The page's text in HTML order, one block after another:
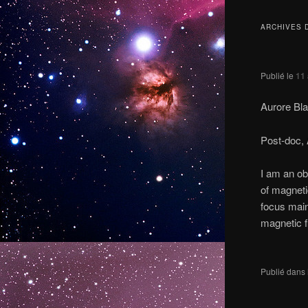
ARCHIVES
Publié le 11
Aurore
Post-doc,
I am an
of
focus
magnetic
Publié dans